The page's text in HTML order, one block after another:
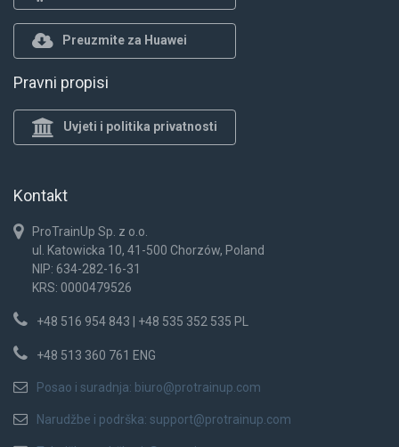
Preuzmite za Huawei
Pravni propisi
Uvjeti i politika privatnosti
Kontakt
ProTrainUp Sp. z o.o.
ul. Katowicka 10, 41-500 Chorzów, Poland
NIP: 634-282-16-31
KRS: 0000479526
+48 516 954 843 | +48 535 352 535 PL
+48 513 360 761 ENG
Posao i suradnja: biuro@protrainup.com
Narudžbe i podrška: support@protrainup.com